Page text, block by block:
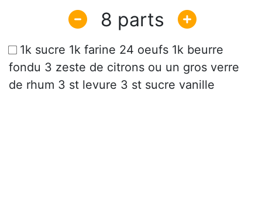
8
1k sucre 1k farine 24 oeufs 1k beurre
fondu 3 zeste de citrons ou un gros verre
de rhum 3 st levure 3 st sucre vanille